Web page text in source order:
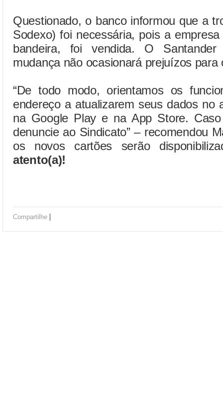
Questionado, o banco informou que a
Sodexo) foi necessária, pois a
bandeira, foi vendida. O
mudança não ocasionará prejuízos para
“De todo modo, orientamos os
endereço a atualizarem seus dados no
na Google Play e na App Store.
denuncie ao Sindicato” – recomendou
os novos cartões serão
atento(a)!
Compartilhe |